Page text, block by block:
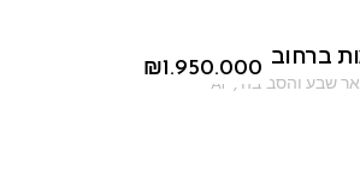
₪1.950.000
ברחוב האנדרטה
שבע והסביבה ,
AF